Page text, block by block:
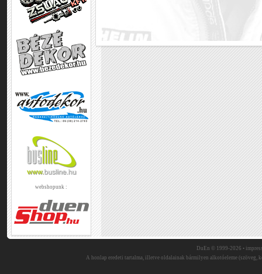
webshopunk :
DuEn © 1999-2026 •
A honlap eredeti tartalma, illetve oldalainak bármilyen alkotóeleme (szöveg,